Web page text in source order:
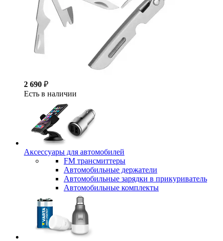
2 690 ₽
Есть в наличии
Аксессуары для автомобилей
FM трансмиттеры
Автомобильные держатели
Автомобильные зарядки в прикуриватель
Автомобильные комплекты